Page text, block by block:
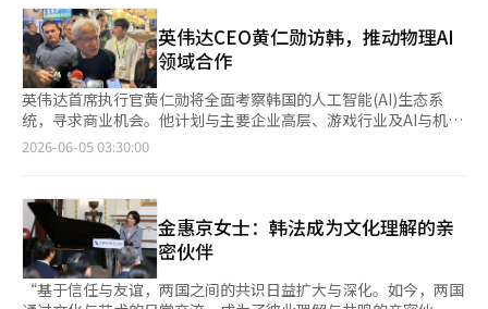
标。随着全球大型制药公司纷纷进行数万亿规模的并购，MASH市
场竞争愈发激烈，D&D Pharmatech也在提升技术转让的期待。
业内人士表示，如果政府能够降低研发（R&D）支持利率或减轻研
究费用负担，预计不仅下半年会迎来复苏，甚至有可能实现中长期
的行业飞跃。 然而，也有观点认为，政府的支持应更集中于生物
科技企业，而非大型企业。韩国生物协会对外合作总部长黄珠利表
示：“已经建立良好海外投资引入网络的企业，已经形成良性循
的小型生物科技企业提供实质支持的政策。”※ 本报道经人工智
能（AI）系统翻译与编辑。
目’计划于6月发布项目公告，并于7月正式启动，较原计划延迟了
约3个月。政府原定于3月开始推进该项目。项目预算也有所减少。
工业通商资源部于2日最终确定了‘K-在设备AI半导体技术开
发’项目的总预算为8002亿3000万韩元。政府预算为5110亿韩
元，其余预算由民间出资。与原先1万亿韩元的预算方案相比，减
少了约20%。‘K-在设备AI半导体技术开发项目’将由国内本土的
无厂半导体设计企业设计所需的AI半导体，并由国内代工厂生产。
该项目旨在连接半导体需求企业、无厂企业和代工厂。在此次项目
大主力行业的定制AI半导体。预算的削减引发了对项目实效性下降
的担忧。由于在设计、验证和量产过程中需要大规模投资，预算的
减少可能导致项目规模缩小和支持减少的担忧。尤其是总预算中约
30%由需求企业出资，整体预算的减少可能增加需求企业的成本负
担，从而降低企业参与项目的积极性。强调在研究开发之外，后续
支持能够实现实际量产和产品应用是必不可少的。尤其是主导该项
英伟达CEO黄仁勋访韩，推动物理AI
领域合作
英伟达首席执行官黄仁勋将全面考察韩国的人工智能(AI)生态系
统，寻求商业机会。他计划与主要企业高层、游戏行业及AI与机器
人初创公司接连会晤，旨在多元化与韩国在“物理AI”领域的合作
问庆州以来，时隔约7个月再次来到韩国。 此次访韩的目的和性质
与去年截然不同。去年，他主要是为了检查高带宽内存(HBM)等内
存供应链，与三星电子和SK展开紧密合作。为了下一代自动驾驶
所需的图形处理器(GPU)的获取，他还与现代汽车建立了以硬件为
中心的合作关系。 而今年的重点则是发掘韩国市场中物理AI的新合
2026-06-05 03:30:00
金惠京女士：韩法成为文化理解的亲
密伙伴
“基于信任与友谊，两国之间的共识日益扩大与深化。如今，两国